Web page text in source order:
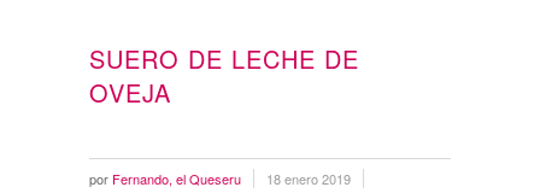
SUERO DE LECHE DE
OVEJA
por Fernando, el Queseru
18 enero 2019